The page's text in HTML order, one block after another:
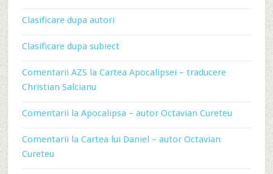
Clasificare dupa autori
Clasificare dupa subiect
Comentarii AZS la Cartea Apocalipsei – traducere
Christian Salcianu
Comentarii la Apocalipsa – autor Octavian Cureteu
Comentarii la Cartea lui Daniel – autor Octavian
Cureteu